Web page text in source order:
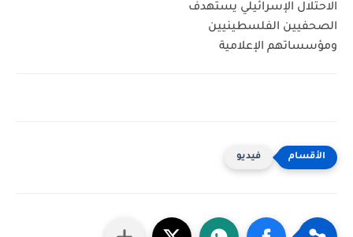
الاحتلال الإسرائيلي يستهدف
الصحفيين الفلسطينيين
ومؤسساتهم الإعلامية
فيديو